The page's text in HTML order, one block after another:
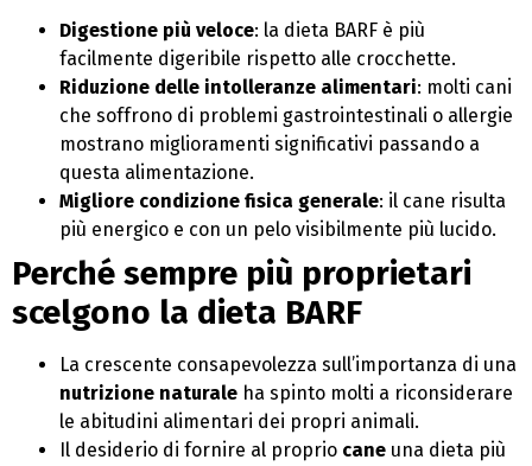
Digestione più veloce: la dieta BARF è più
facilmente digeribile rispetto alle crocchette.
Riduzione delle intolleranze alimentari: molti cani
che soffrono di problemi gastrointestinali o allergie
mostrano miglioramenti significativi passando a
questa alimentazione.
Migliore condizione fisica generale: il cane risulta
più energico e con un pelo visibilmente più lucido.
Perché sempre più proprietari
scelgono la dieta BARF
La crescente consapevolezza sull’importanza di una
nutrizione naturale ha spinto molti a riconsiderare
le abitudini alimentari dei propri animali.
Il desiderio di fornire al proprio cane una dieta più